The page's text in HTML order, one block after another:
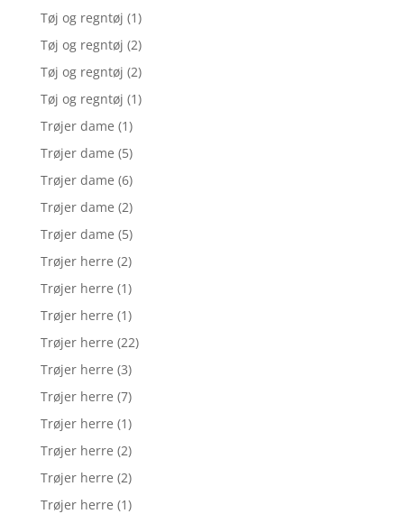
Tøj og regntøj (1)
Tøj og regntøj (2)
Tøj og regntøj (2)
Tøj og regntøj (1)
Trøjer dame (1)
Trøjer dame (5)
Trøjer dame (6)
Trøjer dame (2)
Trøjer dame (5)
Trøjer herre (2)
Trøjer herre (1)
Trøjer herre (1)
Trøjer herre (22)
Trøjer herre (3)
Trøjer herre (7)
Trøjer herre (1)
Trøjer herre (2)
Trøjer herre (2)
Trøjer herre (1)